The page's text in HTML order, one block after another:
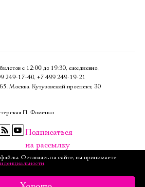
с 12:00 до 19:30, ежедневно,
249‑17‑40, +7 499 249‑19‑21
Москва, Кутузовский проспект, 30
П. Фоменко
Подписаться
на рассылку
Оставаясь на сайте, вы принимаете
.